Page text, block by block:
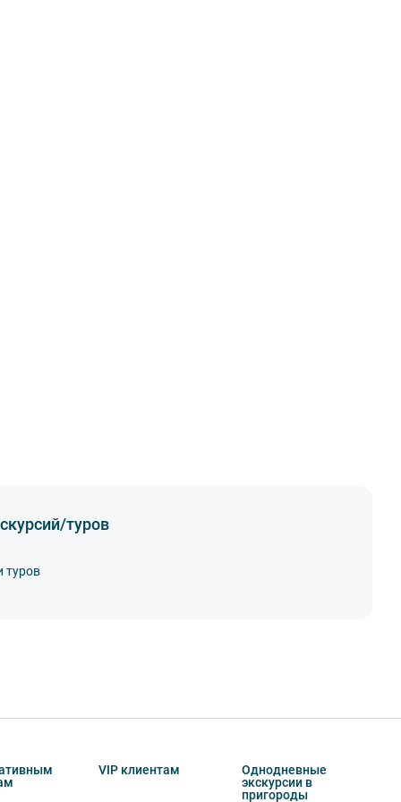
туров
туров
VIP клиентам
Однодневные
экскурсии в
пригороды